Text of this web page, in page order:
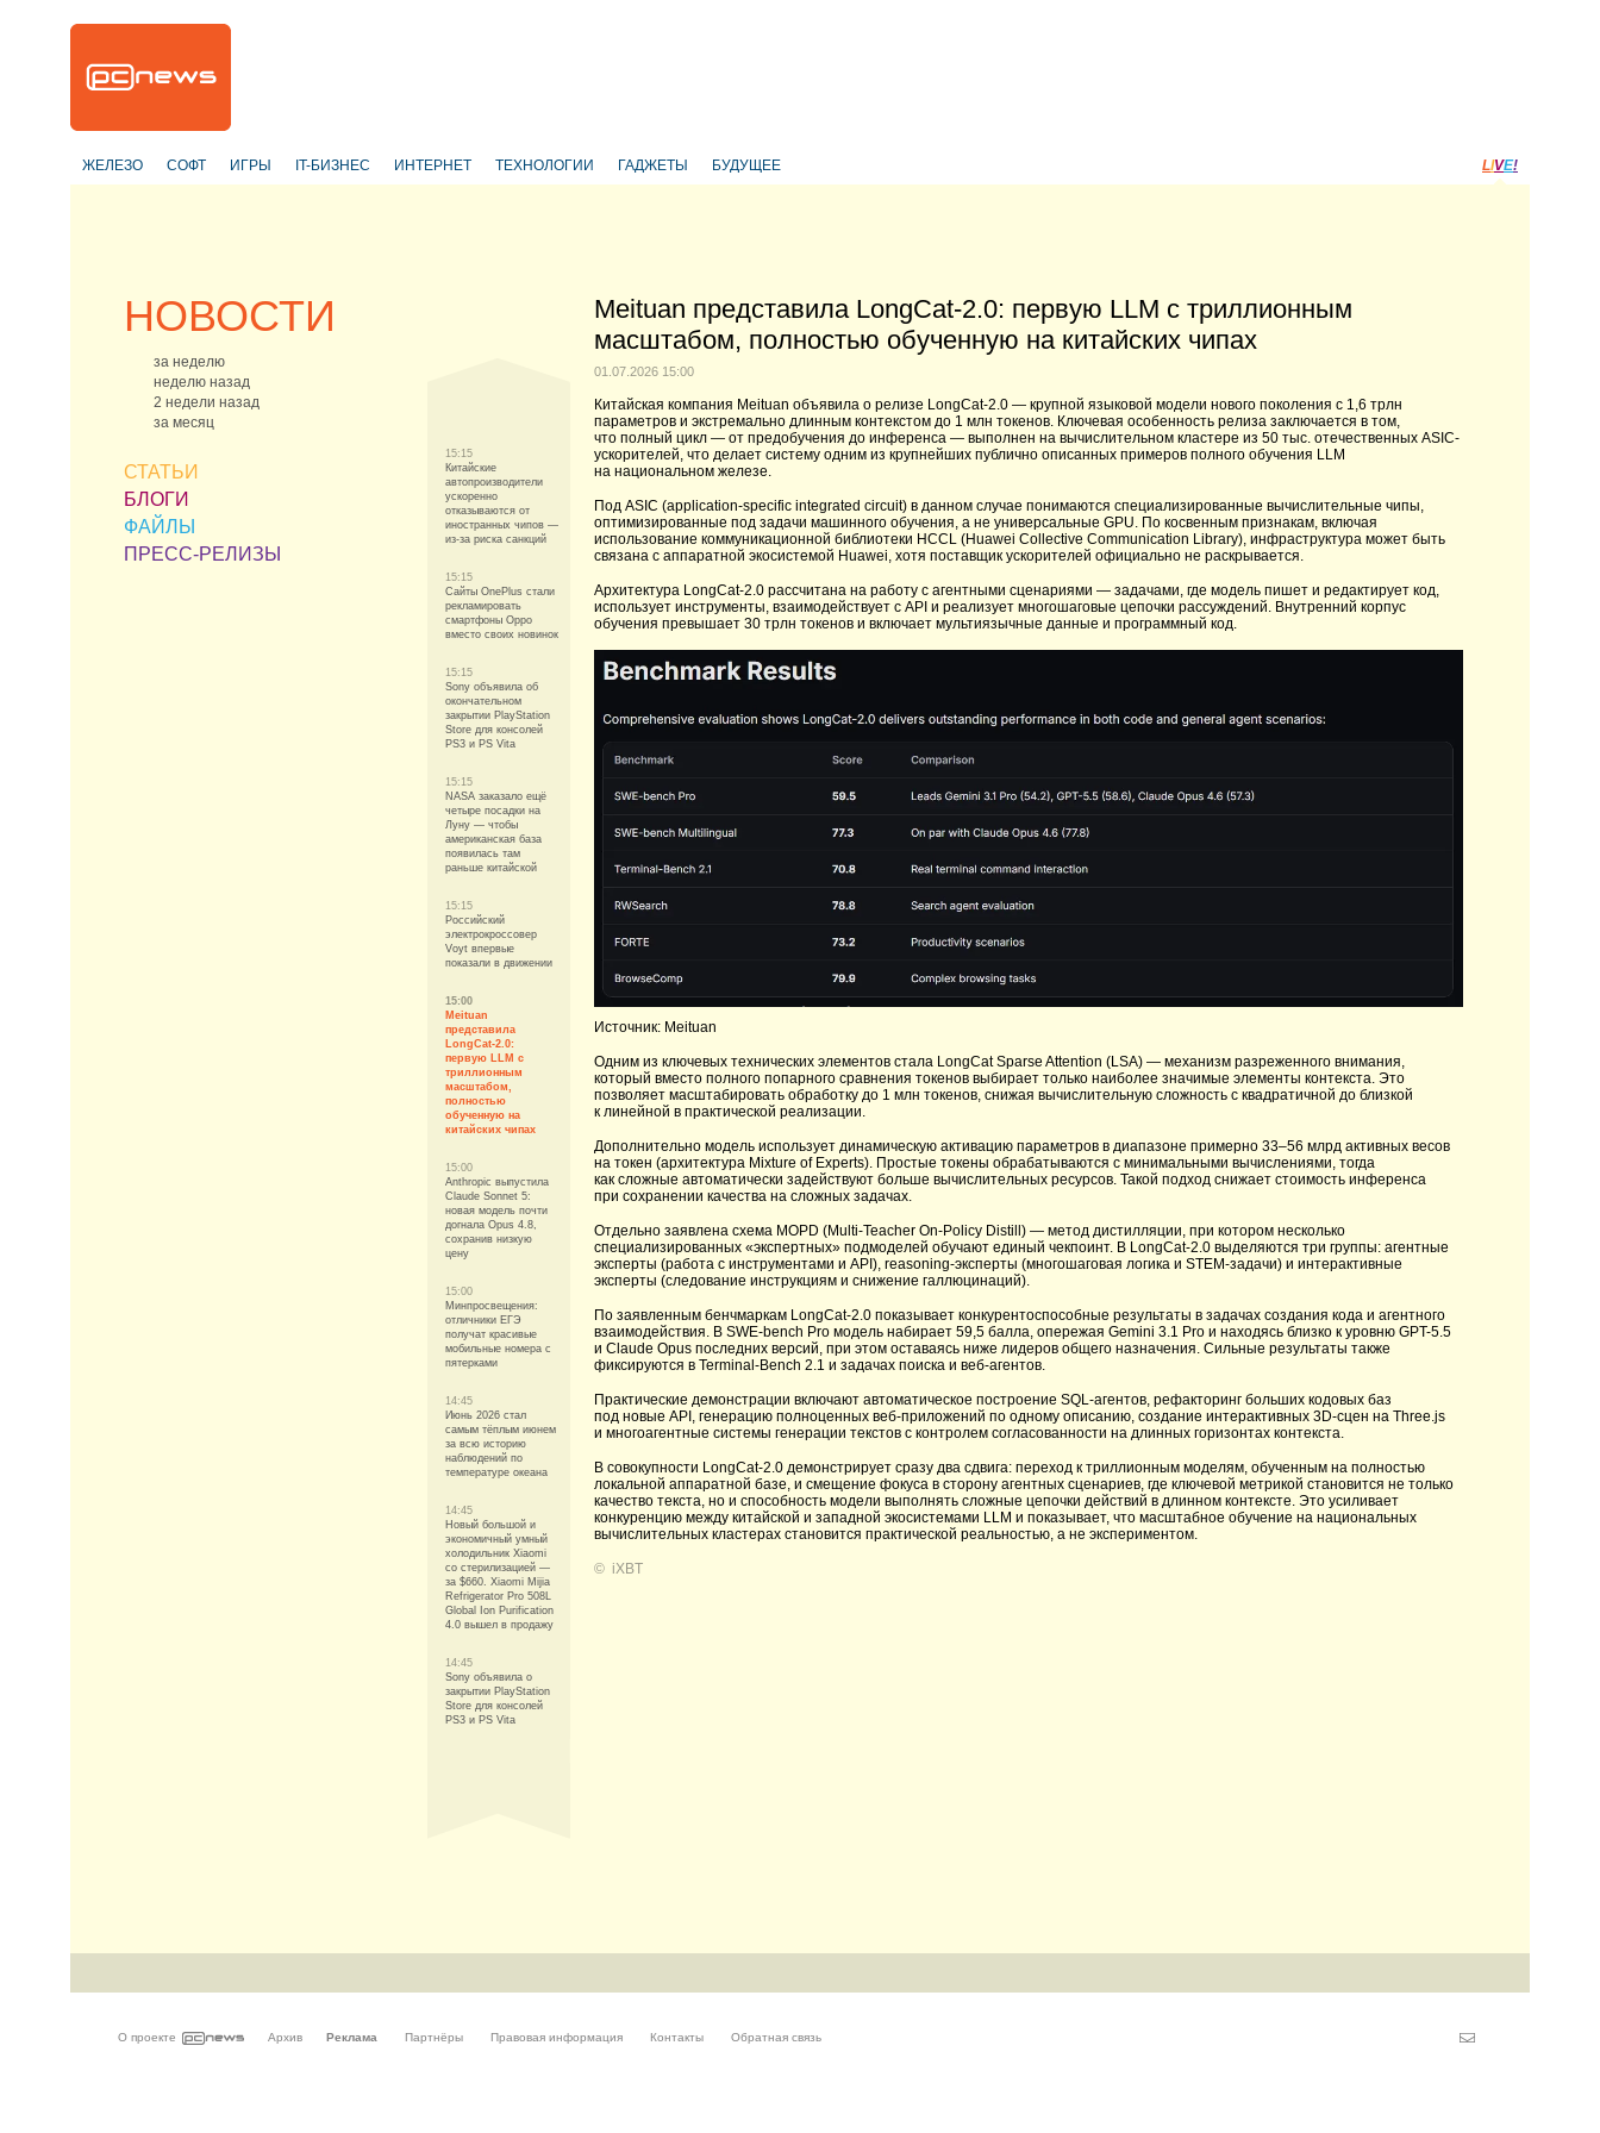
ЖЕЛЕЗО СОФТ ИГРЫ IT-БИЗНЕС ИНТЕРНЕТ ТЕХНОЛОГИИ ГАДЖЕТЫ БУДУЩЕЕ LIVE!
НОВОСТИ
за неделю
неделю назад
2 недели назад
за месяц
СТАТЬИ
БЛОГИ
ФАЙЛЫ
ПРЕСС-РЕЛИЗЫ
15:15
Китайские
автопроизводители
ускоренно
отказываются от
иностранных чипов —
из-за риска санкций
15:15
Сайты OnePlus стали
рекламировать
смартфоны Oppo
вместо своих новинок
15:15
Sony объявила об
окончательном
закрытии PlayStation
Store для консолей
PS3 и PS Vita
15:15
NASA заказало ещё
четыре посадки на
Луну — чтобы
американская база
появилась там
раньше китайской
15:15
Российский
электрокроссовер
Voyt впервые
показали в движении
15:00
Meituan
представила
LongCat-2.0:
первую LLM с
триллионным
масштабом,
полностью
обученную на
китайских чипах
15:00
Anthropic выпустила
Claude Sonnet 5:
новая модель почти
догнала Opus 4.8,
сохранив низкую
цену
15:00
Минпросвещения:
отличники ЕГЭ
получат красивые
мобильные номера с
пятерками
14:45
Июнь 2026 стал
самым тёплым июнем
за всю историю
наблюдений по
температуре океана
14:45
Новый большой и
экономичный умный
холодильник Xiaomi
со стерилизацией —
за $660. Xiaomi Mijia
Refrigerator Pro 508L
Global Ion Purification
4.0 вышел в продажу
14:45
Sony объявила о
закрытии PlayStation
Store для консолей
PS3 и PS Vita
Meituan представила LongCat-2.0: первую LLM с триллионным
масштабом, полностью обученную на китайских чипах
01.07.2026 15:00
Китайская компания Meituan объявила о релизе LongCat-2.0 — крупной языковой модели нового поколения с 1,6 трлн
параметров и экстремально длинным контекстом до 1 млн токенов. Ключевая особенность релиза заключается в том,
что полный цикл — от предобучения до инференса — выполнен на вычислительном кластере из 50 тыс. отечественных ASIC-
ускорителей, что делает систему одним из крупнейших публично описанных примеров полного обучения LLM
на национальном железе.
Под ASIC (application-specific integrated circuit) в данном случае понимаются специализированные вычислительные чипы,
оптимизированные под задачи машинного обучения, а не универсальные GPU. По косвенным признакам, включая
использование коммуникационной библиотеки HCCL (Huawei Collective Communication Library), инфраструктура может быть
связана с аппаратной экосистемой Huawei, хотя поставщик ускорителей официально не раскрывается.
Архитектура LongCat-2.0 рассчитана на работу с агентными сценариями — задачами, где модель пишет и редактирует код,
использует инструменты, взаимодействует с API и реализует многошаговые цепочки рассуждений. Внутренний корпус
обучения превышает 30 трлн токенов и включает мультиязычные данные и программный код.
Источник: Meituan
Одним из ключевых технических элементов стала LongCat Sparse Attention (LSA) — механизм разреженного внимания,
который вместо полного попарного сравнения токенов выбирает только наиболее значимые элементы контекста. Это
позволяет масштабировать обработку до 1 млн токенов, снижая вычислительную сложность с квадратичной до близкой
к линейной в практической реализации.
Дополнительно модель использует динамическую активацию параметров в диапазоне примерно 33–56 млрд активных весов
на токен (архитектура Mixture of Experts). Простые токены обрабатываются с минимальными вычислениями, тогда
как сложные автоматически задействуют больше вычислительных ресурсов. Такой подход снижает стоимость инференса
при сохранении качества на сложных задачах.
Отдельно заявлена схема MOPD (Multi-Teacher On-Policy Distill) — метод дистилляции, при котором несколько
специализированных «экспертных» подмоделей обучают единый чекпоинт. В LongCat-2.0 выделяются три группы: агентные
эксперты (работа с инструментами и API), reasoning-эксперты (многошаговая логика и STEM-задачи) и интерактивные
эксперты (следование инструкциям и снижение галлюцинаций).
По заявленным бенчмаркам LongCat-2.0 показывает конкурентоспособные результаты в задачах создания кода и агентного
взаимодействия. В SWE-bench Pro модель набирает 59,5 балла, опережая Gemini 3.1 Pro и находясь близко к уровню GPT-5.5
и Claude Opus последних версий, при этом оставаясь ниже лидеров общего назначения. Сильные результаты также
фиксируются в Terminal-Bench 2.1 и задачах поиска и веб-агентов.
Практические демонстрации включают автоматическое построение SQL-агентов, рефакторинг больших кодовых баз
под новые API, генерацию полноценных веб-приложений по одному описанию, создание интерактивных 3D-сцен на Three.js
и многоагентные системы генерации текстов с контролем согласованности на длинных горизонтах контекста.
В совокупности LongCat-2.0 демонстрирует сразу два сдвига: переход к триллионным моделям, обученным на полностью
локальной аппаратной базе, и смещение фокуса в сторону агентных сценариев, где ключевой метрикой становится не только
качество текста, но и способность модели выполнять сложные цепочки действий в длинном контексте. Это усиливает
конкуренцию между китайской и западной экосистемами LLM и показывает, что масштабное обучение на национальных
вычислительных кластерах становится практической реальностью, а не экспериментом.
© iXBT
О проекте Архив Реклама Партнёры Правовая информация Контакты Обратная связь